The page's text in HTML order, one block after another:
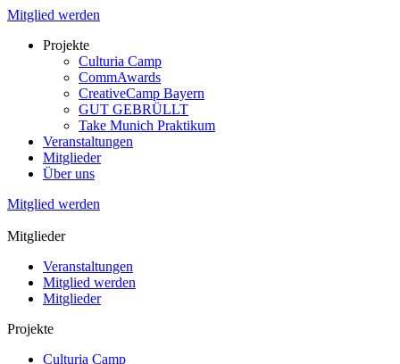
Mitglied werden
Projekte
Culturia Camp
CommAwards
CreativeCamp Bayern
GUT GEBRÜLLT
Take Munich Praktikum
Veranstaltungen
Mitglieder
Über uns
Mitglied werden
Mitglieder
Veranstaltungen
Mitglied werden
Mitglieder
Projekte
Culturia Camp